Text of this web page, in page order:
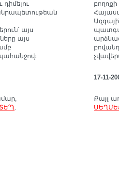
դիմելու
այս
այս
.
բողոքի
17-11-
Քայլ